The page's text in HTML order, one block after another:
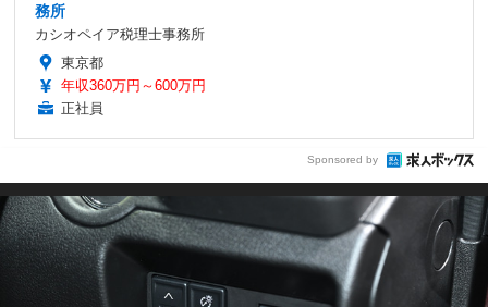
務所
カシオペイア税理士事務所
東京都
年収360万円～600万円
正社員
Sponsored by